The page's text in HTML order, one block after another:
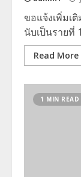
ขอแจ้งเพิ่มเ
นับเป็นรายที่
Read More
1 MIN READ